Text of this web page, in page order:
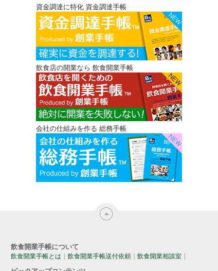
資金調達に特化 資金調達手帳
飲食店の開業なら 飲食開業手帳
会社の仕組みを作る 総務手帳
飲食開業手帳について
飲食開業手帳とは 飲食開業手帳送付依頼 飲食開業相談室